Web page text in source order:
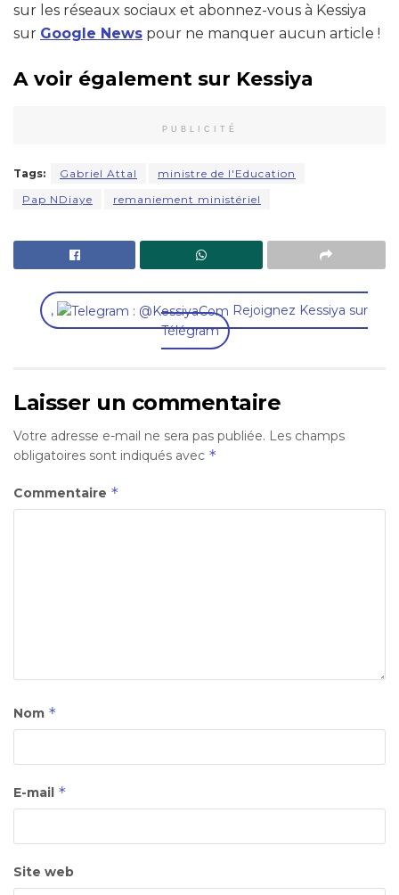
sur les réseaux sociaux et abonnez-vous à Kessiya
sur Google News pour ne manquer aucun article !
A voir également sur Kessiya
PUBLICITÉ
Tags: Gabriel Attal
ministre de l'Education
Pap NDiaye
remaniement ministériel
,
Rejoignez Kessiya sur
Télégram
Laisser un commentaire
Votre adresse e-mail ne sera pas publiée. Les champs
obligatoires sont indiqués avec *
Commentaire *
Nom *
E-mail *
Site web